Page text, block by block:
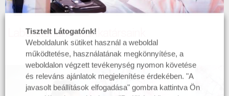
Laboratóriumi munkatársaink
Tisztelt Látogatónk!
Weboldalunk sütiket használ a weboldal
működtetése, használatának megkönnyítése, a
weboldalon végzett tevékenység nyomon követése
és releváns ajánlatok megjelenítése érdekében. "A
javasolt beállítások elfogadása" gombra kattintva Ön